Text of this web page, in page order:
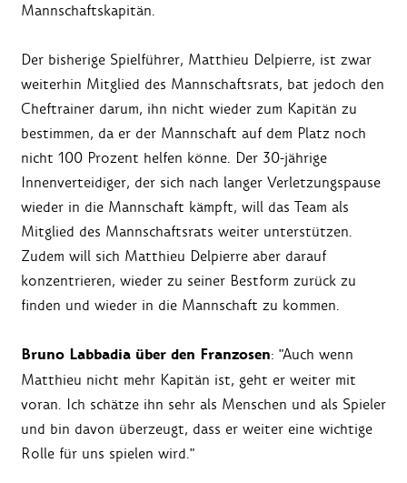
Mannschaftskapitän.
Der bisherige Spielführer, Matthieu Delpierre, ist zwar
weiterhin Mitglied des Mannschaftsrats, bat jedoch den
Cheftrainer darum, ihn nicht wieder zum Kapitän zu
bestimmen, da er der Mannschaft auf dem Platz noch
nicht 100 Prozent helfen könne. Der 30-jährige
Innenverteidiger, der sich nach langer Verletzungspause
wieder in die Mannschaft kämpft, will das Team als
Mitglied des Mannschaftsrats weiter unterstützen.
Zudem will sich Matthieu Delpierre aber darauf
konzentrieren, wieder zu seiner Bestform zurück zu
finden und wieder in die Mannschaft zu kommen.
Bruno Labbadia über den Franzosen: "Auch wenn
Matthieu nicht mehr Kapitän ist, geht er weiter mit
voran. Ich schätze ihn sehr als Menschen und als Spieler
und bin davon überzeugt, dass er weiter eine wichtige
Rolle für uns spielen wird."